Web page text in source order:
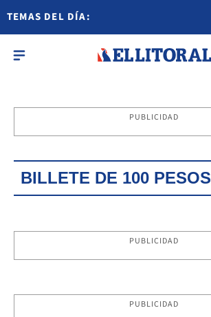
TEMAS DEL DÍA:
PUBLICIDAD
BILLETE DE 100 PESOS
PUBLICIDAD
PUBLICIDAD